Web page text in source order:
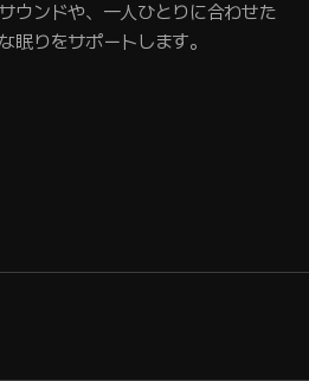
ウンドや、一人ひとりに合わせた
眠りをサポートします。